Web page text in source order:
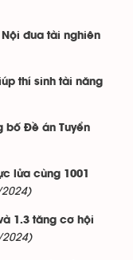
Nội đua tài nghiên
thí sinh tài năng
bố Đề án Tuyển
lửa cùng 1001
1.3 tăng cơ hội